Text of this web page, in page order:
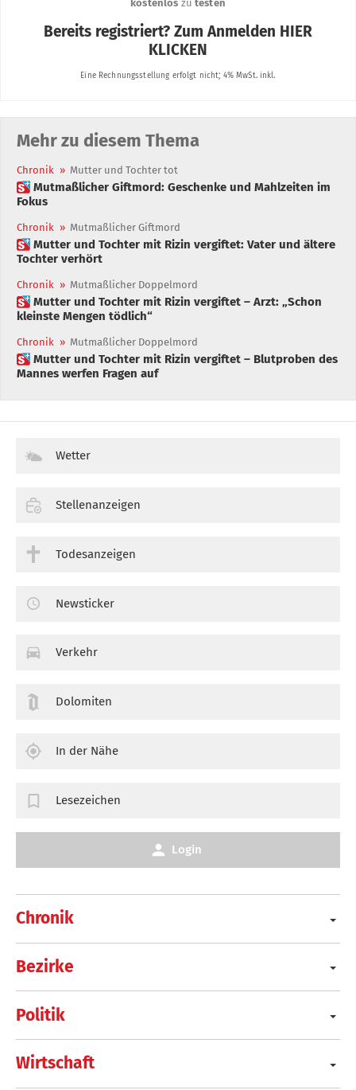
Mehr zu diesem Thema
Chronik » Mutter und Tochter tot
 Mutmaßlicher Giftmord: Geschenke und Mahlzeiten im
Fokus
Chronik » Mutmaßlicher Giftmord
 Mutter und Tochter mit Rizin vergiftet: Vater und ältere
Tochter verhört
Chronik » Mutmaßlicher Doppelmord
 Mutter und Tochter mit Rizin vergiftet – Arzt: „Schon
kleinste Mengen tödlich“
Chronik » Mutmaßlicher Doppelmord
 Mutter und Tochter mit Rizin vergiftet – Blutproben des
Mannes werfen Fragen auf
Chronik
Bezirke
Politik
Wirtschaft
Wetter
Stellenanzeigen
Todesanzeigen
Newsticker
Verkehr
Dolomiten
In der Nähe
Lesezeichen
Login